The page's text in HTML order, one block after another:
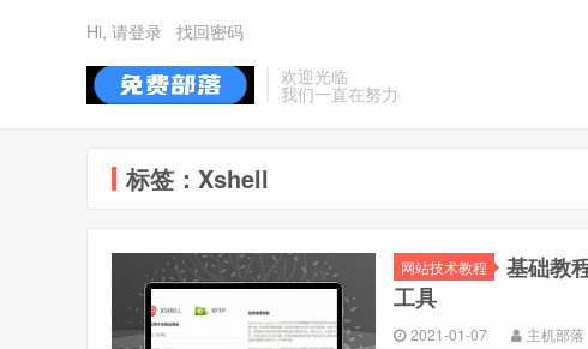
欢迎光临
我们一直在努力
Hi, 请登录 找回密码
标签：Xshell
网站技术教程
基础教
工具
2021-01-07 主机部落